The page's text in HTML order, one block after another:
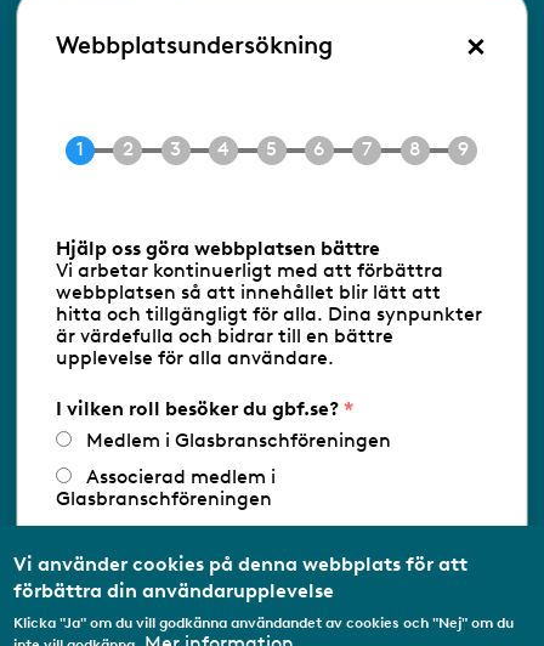
Besöksadress:
Ringvägen 100
E-post info@gbf.se
Följ oss via RSS
Databasens namn:www.gbf.se-
Glasbranschföreningen AB - Ansvarig
utgivare: Sofia Wahlgren
Webbplatsundersökning ×
Hjälp oss göra webbplatsen bättre
Vi arbetar kontinuerligt med att förbättra
webbplatsen så att innehållet blir lätt att
hitta och tillgängligt för alla. Dina synpunkter
är värdefulla och bidrar till en bättre
upplevelse för alla användare.
I vilken roll besöker du gbf.se?
Medlem i Glasbranschföreningen
Associerad medlem i
Glasbranschföreningen
medlemsorganisation/Svenskt Näringsliv
Utbildningsaktör
Student
Vi använder cookies på denna webbplats för att
förbättra din användarupplevelse
Klicka "Ja" om du vill godkänna användandet av cookies och "Nej" om du